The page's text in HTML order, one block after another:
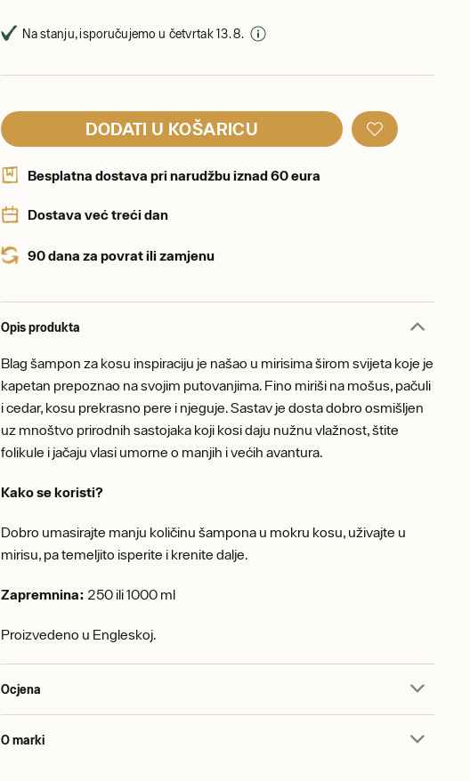
Na stanju, isporučujemo u četvrtak 13. 8.
DODATI U KOŠARICU
Besplatna dostava pri narudžbu iznad 60 eura
Dostava već treći dan
90 dana za povrat ili zamjenu
Opis produkta
Blag šampon za kosu inspiraciju je našao u mirisima širom svijeta koje je
kapetan prepoznao na svojim putovanjima. Fino miriši na mošus, pačuli
i cedar, kosu prekrasno pere i njeguje. Sastav je dosta dobro osmišljen
uz mnoštvo prirodnih sastojaka koji kosi daju nužnu vlažnost, štite
folikule i jačaju vlasi umorne o manjih i većih avantura.
Kako se koristi?
Dobro umasirajte manju količinu šampona u mokru kosu, uživajte u
mirisu, pa temeljito isperite i krenite dalje.
Zapremnina: 250 ili 1000 ml
Proizvedeno u Engleskoj.
Ocjena
O marki